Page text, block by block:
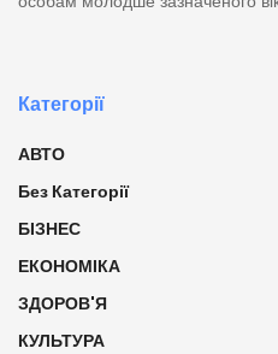
Категорії
АВТО
Без Категорії
БІЗНЕС
ЕКОНОМІКА
ЗДОРОВ'Я
КУЛЬТУРА